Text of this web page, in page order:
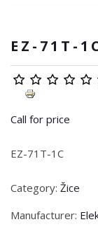
EZ-71T-
Call for price
EZ-71T-1C
Category: Žice
Manufacturer: